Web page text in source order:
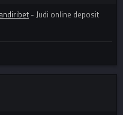
- Judi online deposit